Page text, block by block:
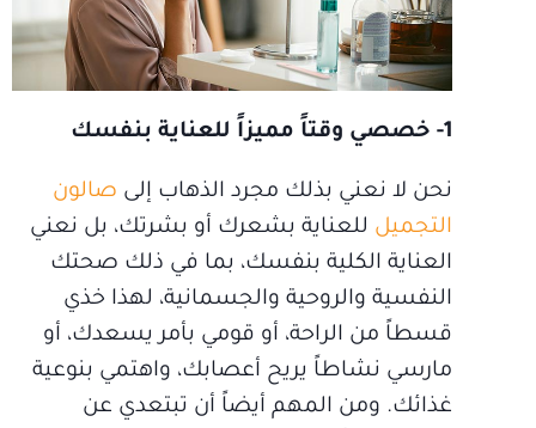
1- خصصي وقتاً مميزاً للعناية بنفسك
نحن لا نعني بذلك مجرد الذهاب إلى صالون
التجميل للعناية بشعرك أو بشرتك، بل نعني
العناية الكلية بنفسك، بما في ذلك صحتك
النفسية والروحية والجسمانية، لهذا خذي
قسطاً من الراحة، أو قومي بأمر يسعدك، أو
مارسي نشاطاً يريح أعصابك، واهتمي بنوعية
غذائك. ومن المهم أيضاً أن تبتعدي عن